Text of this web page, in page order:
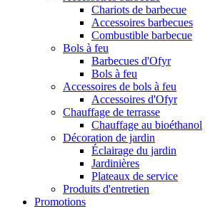
Chariots de barbecue
Accessoires barbecues
Combustible barbecue
Bols à feu
Barbecues d'Ofyr
Bols à feu
Accessoires de bols à feu
Accessoires d'Ofyr
Chauffage de terrasse
Chauffage au bioéthanol
Décoration de jardin
Éclairage du jardin
Jardinières
Plateaux de service
Produits d'entretien
Promotions